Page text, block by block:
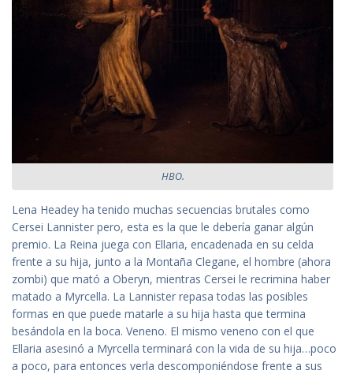
HBO.
Lena Headey ha tenido muchas secuencias brutales como
Cersei Lannister pero, esta es la que le debería ganar algún
premio. La Reina juega con Ellaria, encadenada en su celda
frente a su hija, junto a la Montaña Clegane, el hombre (ahora
zombi) que mató a Oberyn, mientras Cersei le recrimina haber
matado a Myrcella. La Lannister repasa todas las posibles
formas en que puede matarle a su hija hasta que termina
besándola en la boca. Veneno. El mismo veneno con el que
Ellaria asesinó a Myrcella terminará con la vida de su hija…poco
a poco, para entonces verla descomponiéndose frente a sus